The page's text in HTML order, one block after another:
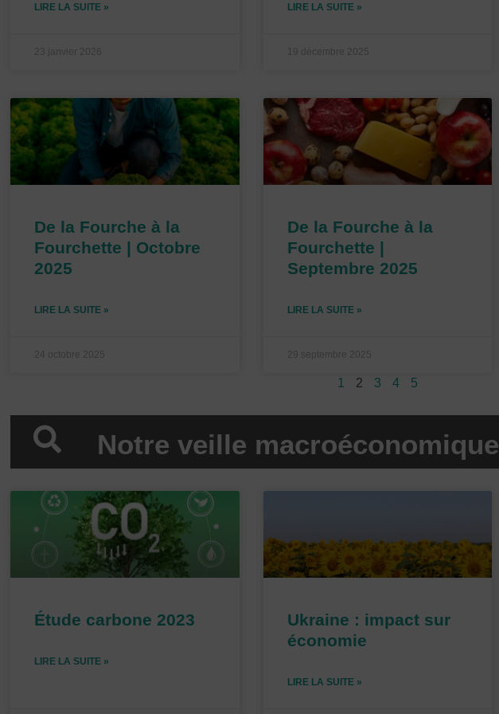
LIRE LA SUITE »
23 janvier 2026
LIRE LA SUITE »
19 décembre 2025
De la Fourche à la
Fourchette | Octobre
2025
LIRE LA SUITE »
24 octobre 2025
De la Fourche à la
Fourchette |
Septembre 2025
LIRE LA SUITE »
29 septembre 2025
1 2 3 4 5
Notre veille macroéconomique
Étude carbone 2023
LIRE LA SUITE »
Ukraine : impact sur
économie
LIRE LA SUITE »
g
e
g
g
e